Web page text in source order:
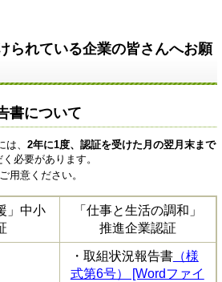
れている企業の皆さんへお願
書について
、 2年に1度、認証を受けた月の翌月末まで
必要があります。
用意ください。
」中小
「仕事と生活の調和」
推進企業認証
・取組状況報告書（様
式第6号） [Wordファイ